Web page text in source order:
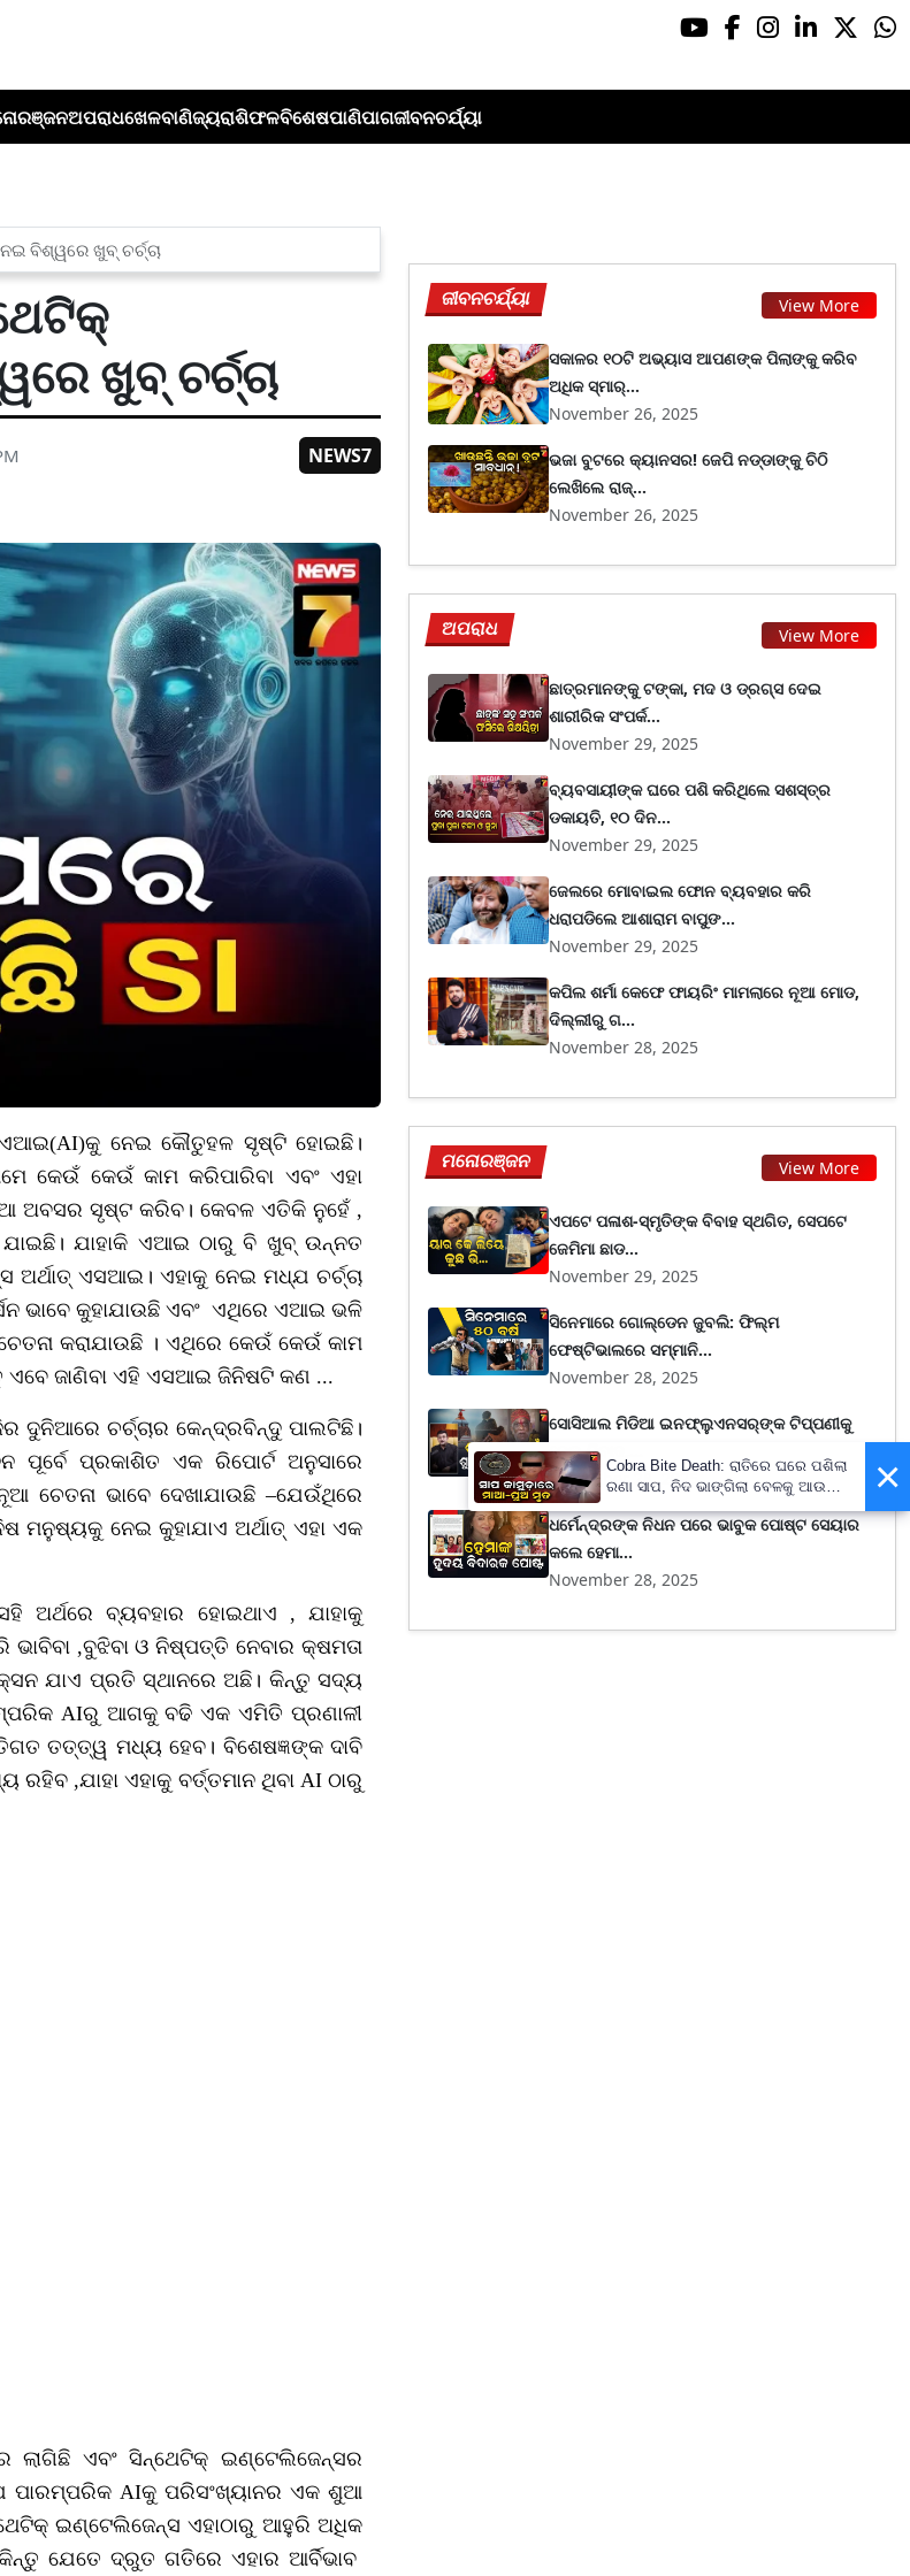
ଅପରାଧଖେଳବାଣିଜ୍ୟରାଶିଫଳବିଶେଷପାଣିପାଗଜୀବନଚର୍ଯ୍ୟା
ବିଶ୍ୱରେ ଖୁବ୍ ଚର୍ଚ୍ଚା
ଖୁବ୍ ଚର୍ଚ୍ଚା
NEWS7
ଏଆଇ(AI)କୁ ନେଇ କୌତୁହଳ ସୃଷ୍ଟି ହୋଇଛି।
କେଉଁ କେଉଁ କାମ କରିପାରିବା ଏବଂ ଏହା
ଅବସର ସୃଷ୍ଟ କରିବ। କେବଳ ଏତିକି ନୁହେଁ ,
ଯାହାକି ଏଆଇ ଠାରୁ ବି ଖୁବ୍‌ ଉନ୍ନତ
ଏସଆଇ। ଏହାକୁ ନେଇ ମଧ୍ଯ ଚର୍ଚ୍ଚା
ଭାବେ କୁହାଯାଉଛି ଏବଂ ଏଥିରେ ଏଆଇ ଭଳି
କରାଯାଉଛି । ଏଥିରେ କେଉଁ କେଉଁ କାମ
ଜାଣିବା ଏହି ଏସଆଇ ଜିନିଷଟି କଣ ...
ଚର୍ଚ୍ଚାର କେନ୍ଦ୍ରବିନ୍ଦୁ ପାଲଟିଛି।
ପୂର୍ବେ ପ୍ରକାଶିତ ଏକ ରିପୋର୍ଟ ଅନୁସାରେ
ଚେତନା ଭାବେ ଦେଖାଯାଉଛି –ଯେଉଁଥିରେ
ନେଇ କୁହାଯାଏ ଅର୍ଥାତ୍‌ ଏହା ଏକ
ଅର୍ଥରେ ବ୍ୟବହାର ହୋଇଥାଏ , ଯାହାକୁ
,ବୁଝିବା ଓ ନିଷ୍ପତ୍ତି ନେବାର କ୍ଷମତା
ଯାଏ ପ୍ରତି ସ୍ଥାନରେ ଅଛି। କିନ୍ତୁ ସଦ୍ୟ
AIରୁ ଆଗକୁ ବଢି ଏକ ଏମିତି ପ୍ରଣାଳୀ
ତତ୍ତ୍ୱ ମଧ୍ୟ ହେବ। ବିଶେଷଜ୍ଞଙ୍କ ଦାବି
,ଯାହା ଏହାକୁ ବର୍ତ୍ତମାନ ଥିବା AI ଠାରୁ
ଏବଂ ସିନ୍ଥେଟିକ୍‌ ଇଣ୍ଟେଲିଜେନ୍ସର
ପାରମ୍ପରିକ AIକୁ ପରିସଂଖ୍ୟାନର ଏକ ଶୁଆ
ଇଣ୍ଟେଲିଜେନ୍ସ ଏହାଠାରୁ ଆହୁରି ଅଧିକ
ଯେତେ ଦ୍ରୁତ ଗତିରେ ଏହାର ଆର୍ବିଭାବ
ଜୀବନଚର୍ଯ୍ୟା View More
ସକାଳର ୧୦ଟି ଅଭ୍ୟାସ ଆପଣଙ୍କ ପିଲାଙ୍କୁ କରିବ
ଅଧିକ ସ୍ମାର୍...
November 26, 2025
ଭଜା ବୁଟରେ କ୍ୟାନସର! ଜେପି ନଡ୍ଡାଙ୍କୁ ଚିଠି
ଲେଖିଲେ ରାଜ୍...
November 26, 2025
ଅପରାଧ View More
ଛାତ୍ରମାନଙ୍କୁ ଟଙ୍କା, ମଦ ଓ ଡ୍ରଗ୍ସ ଦେଇ
ଶାରୀରିକ ସଂପର୍କ...
November 29, 2025
ବ୍ୟବସାୟୀଙ୍କ ଘରେ ପଶି କରିଥିଲେ ସଶସ୍ତ୍ର
ଡକାୟତି, ୧୦ ଦିନ...
November 29, 2025
ଜେଲରେ ମୋବାଇଲ ଫୋନ ବ୍ୟବହାର କରି
ଧରାପଡିଲେ ଆଶାରାମ ବାପୁଙ...
November 29, 2025
କପିଲ ଶର୍ମା କେଫେ ଫାୟରିଂ ମାମଲାରେ ନୂଆ ମୋଡ,
ଦିଲ୍ଲୀରୁ ଗ...
November 28, 2025
ମନୋରଞ୍ଜନ View More
ଏପଟେ ପଳାଶ-ସ୍ମୃତିଙ୍କ ବିବାହ ସ୍ଥଗିତ, ସେପଟେ
ଜେମିମା ଛାଡ...
November 29, 2025
ସିନେମାରେ ଗୋଲ୍ଡେନ ଜୁବଲି: ଫିଲ୍ମ
ଫେଷ୍ଟିଭାଲରେ ସମ୍ମାନି...
November 28, 2025
ସୋସିଆଲ ମିଡିଆ ଇନଫ୍ଲୁଏନସର୍‌ଙ୍କ ଟିପ୍ପଣୀକୁ
ନେଇ ବିବାଦ,...
November 28, 2025
ଧର୍ମେନ୍ଦ୍ରଙ୍କ ନିଧନ ପରେ ଭାବୁକ ପୋଷ୍ଟ ସେୟାର
କଲେ ହେମା...
November 28, 2025
×
Cobra Bite Death: ରାତିରେ ଘରେ ପଶିଲା
ରଣା ସାପ, ନିଦ ଭାଙ୍ଗିଲା ବେଳକୁ ଆଉ
ନଥିଲେ ମା’-ପୁଅ